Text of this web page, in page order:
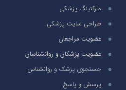
مارکتینگ پزشکی
طراحی سایت پزشکی
عضویت مراجعان
عضویت پزشکان و روانشناسان
جستجوی پزشک و روانشناس
پرسش و پاسخ